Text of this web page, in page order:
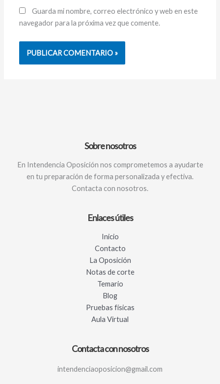
Guarda mi nombre, correo electrónico y web en este
navegador para la próxima vez que comente.
Sobre nosotros
En Intendencia Oposición nos comprometemos a ayudarte
en tu preparación de forma personalizada y efectiva.
Contacta con nosotros.
Enlaces útiles
Inicio
Contacto
La Oposición
Notas de corte
Temario
Blog
Pruebas físicas
Aula Virtual
Contacta con nosotros
intendenciaoposicion@gmail.com